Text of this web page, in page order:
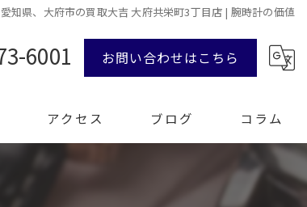
知県、大府市の買取大吉 大府共栄町3丁目店 | 腕時計の価値
6001 お問い合わせはこちら
アクセス ブログ コラム